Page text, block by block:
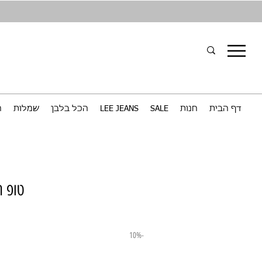
דף הבית חנות SALE
LEE JEANS הכל בלבן שמלות
טופ
-10%